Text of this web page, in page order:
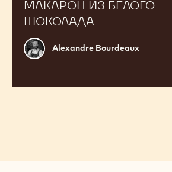
МАКАРОН ИЗ БЕЛОГО
ШОКОЛАДА
Alexandre
Bourdeaux
Alexandre Bourdeaux